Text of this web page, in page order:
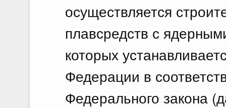
осуществляется
плавсредств с
которых
Федерации в
Федерального закона